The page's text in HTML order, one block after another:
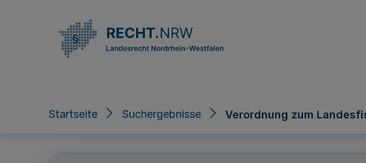
Startseite Suchergebnisse Verordnung zum